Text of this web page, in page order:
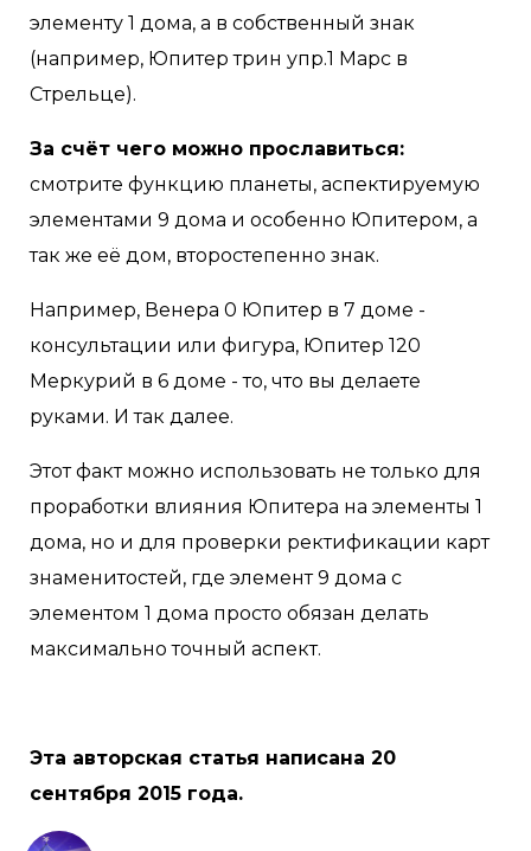
элементу 1 дома, а в собственный знак
(например, Юпитер трин упр.1 Марс в
Стрельце).
За счёт чего можно прославиться:
смотрите функцию планеты, аспектируемую
элементами 9 дома и особенно Юпитером, а
так же её дом, второстепенно знак.
Например, Венера 0 Юпитер в 7 доме -
консультации или фигура, Юпитер 120
Меркурий в 6 доме - то, что вы делаете
руками. И так далее.
Этот факт можно использовать не только для
проработки влияния Юпитера на элементы 1
дома, но и для проверки ректификации карт
знаменитостей, где элемент 9 дома с
элементом 1 дома просто обязан делать
максимально точный аспект.
Эта авторская статья написана 20
сентября 2015 года.